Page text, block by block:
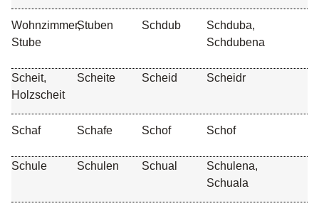
Wohnzimmer,
Stube
Stuben Schdub
Schduba,
Schdubena
Scheit,
Holzscheit
Scheite Scheid Scheidr
Schaf Schafe Schof Schof
Schule Schulen Schual
Schulena,
Schuala